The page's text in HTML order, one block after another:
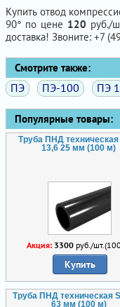
Купить отвод
90° по цене 120 руб./
доставка! Звоните: +7
Смотрите также:
ПЭ ПЭ-100 ПЭ
Популярные товары:
Труба ПНД техническая
13,6 25 мм (100 м)
Акция: 3300 руб./
Купить
Труба ПНД техническая
63 мм (100 м)